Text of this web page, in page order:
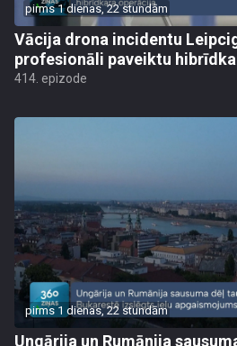
pirms 1 dienas, 22 stundām
Vācija drona incidentu
profesionāli paveiktu
414. epizode
pirms 1 dienas, 22 stundām
Ungārija un Rumānija